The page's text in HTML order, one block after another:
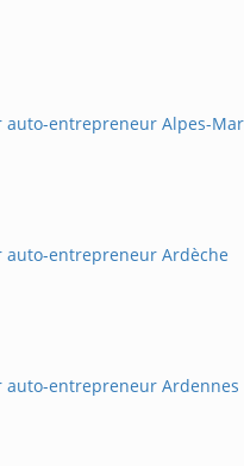
auto-entrepreneur Alpes-
auto-entrepreneur Ardèche
auto-entrepreneur Ardennes